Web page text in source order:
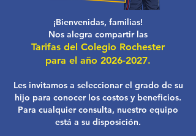
¡Bienvenidas, familias!
Nos alegra compartir las
Tarifas del Colegio Rochester
para el año 2026-2027.
Les invitamos a seleccionar el grado de su
hijo para conocer los costos y beneficios.
Para cualquier consulta, nuestro equipo
está a su disposición.